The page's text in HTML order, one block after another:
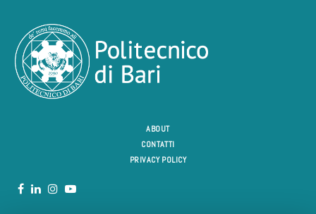
ABOUT
CONTATTI
PRIVACY POLICY